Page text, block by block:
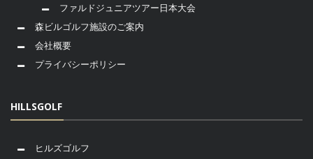
ファルドジュニアツアー日本大会
森ビルゴルフ施設のご案内
会社概要
プライバシーポリシー
HILLSGOLF
ヒルズゴルフ